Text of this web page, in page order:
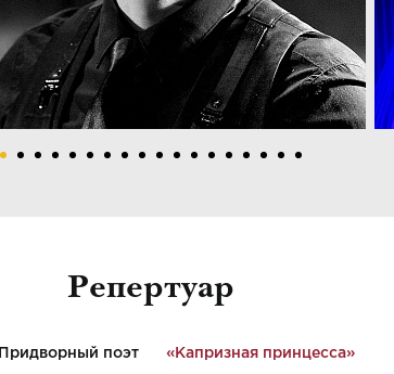
Репертуар
Придворный поэт «Капризная принцесса»